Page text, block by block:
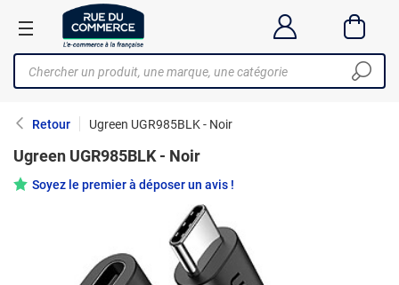
Retour Ugreen UGR985BLK - Noir
Ugreen UGR985BLK - Noir
Soyez le premier à déposer un avis !